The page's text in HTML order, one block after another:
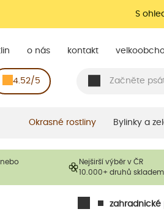
S
o nás kontakt
4.52/5
Okrasné rostliny Bylinky a
Nejširší výběr v ČR
10.000+ druhů skladem
zahradnické